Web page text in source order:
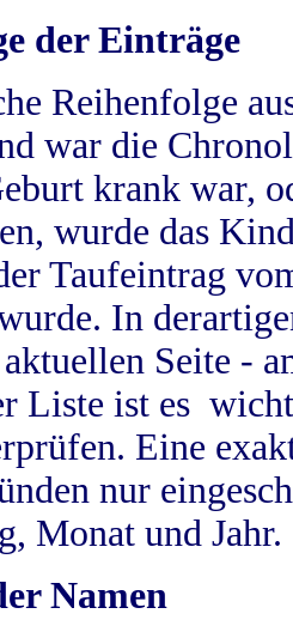
der Einträge
Reihenfolge
war die
krank war,
wurde das
Taufeintrag
In
Seite -
Liste ist es
Eine
nur
Monat und Jahr.
Namen